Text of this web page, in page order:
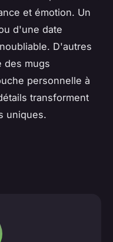
et émotion. Un
d'une date
D'autres
des mugs
personnelle à
transforment
uniques.